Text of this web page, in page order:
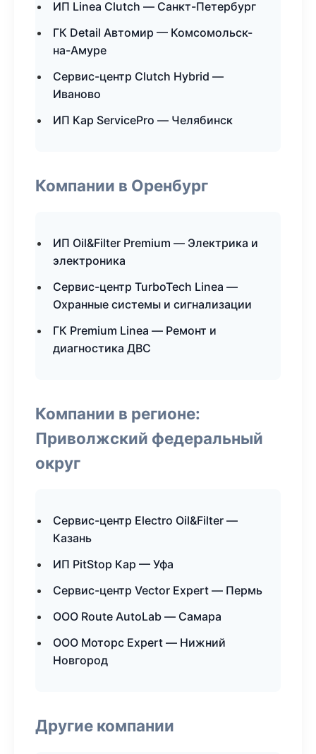
ИП Linea Clutch — Санкт-Петербург
ГК Detail Автомир — Комсомольск-
на-Амуре
Сервис-центр Clutch Hybrid —
Иваново
ИП Кар ServicePro — Челябинск
Компании в Оренбург
ИП Oil&Filter Premium — Электрика и
электроника
Сервис-центр TurboTech Linea —
Охранные системы и сигнализации
ГК Premium Linea — Ремонт и
диагностика ДВС
Компании в регионе:
Приволжский федеральный
округ
Сервис-центр Electro Oil&Filter —
Казань
ИП PitStop Кар — Уфа
Сервис-центр Vector Expert — Пермь
ООО Route AutoLab — Самара
ООО Моторс Expert — Нижний
Новгород
Другие компании